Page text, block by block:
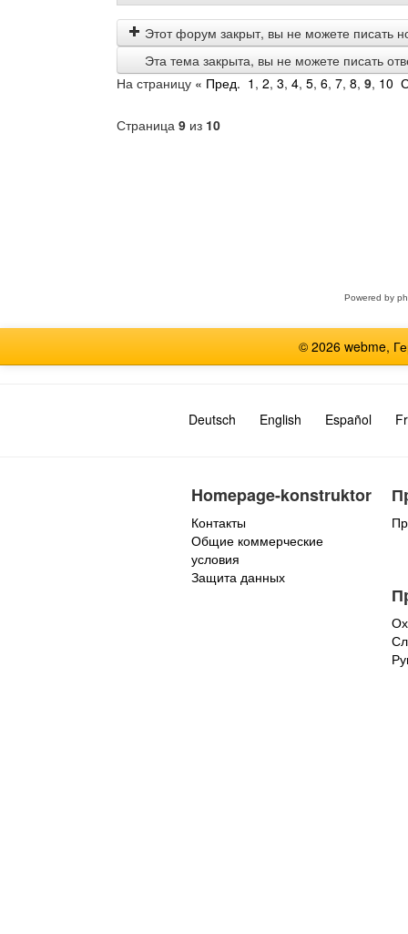
сообщения
by
Этот форум закрыт, вы не можете писать
Эта тема закрыта, вы не можете писать
На страницу « Пред. 1 , 2, 3, 4, 5, 6, 7, 8, 9, 10
Страница 9 из 10
Powered by
© 2026 webme,
Deutsch English Español
Homepage-konstruktor
Контакты
Общие коммерческие
условия
Защита данных